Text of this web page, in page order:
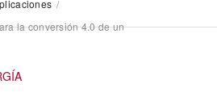
/
la conversión 4.0 de un